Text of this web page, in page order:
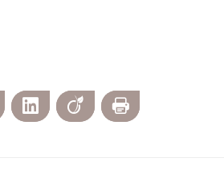
Facebook LinkedIn Viadeo